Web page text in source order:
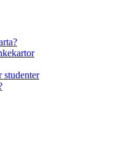
studenter